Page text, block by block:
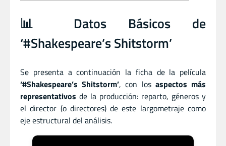
📊 Datos Básicos de
‘#Shakespeare’s Shitstorm’
Se presenta a continuación la ficha de la película
‘#Shakespeare’s Shitstorm’, con los aspectos más
representativos de la producción: reparto, géneros y
el director (o directores) de este largometraje como
eje estructural del análisis.